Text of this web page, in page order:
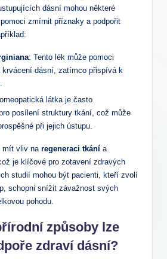
dásní mohou některé
pomoci zmírnit příznaky a podpořit
: Tento lék může pomoci
krvácení dásní, zatímco přispívá k
látka je často
posílení struktury tkání, což může
při jejich ústupu.
mít vliv na regeneraci tkání a
je klíčové pro zotavení zdravých
studií mohou být pacienti, kteří zvolí
schopni snížit závažnost svých
pohodu.
způsoby lze
zdraví dásní?